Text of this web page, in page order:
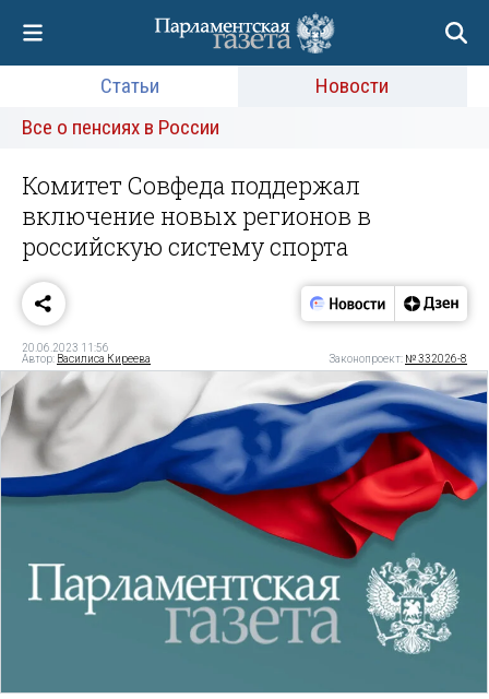
Статьи
Новости
Все о пенсиях в России
Комитет Совфеда поддержал
включение новых регионов в
российскую систему спорта
20.06.2023 11:56
Автор: Василиса Киреева Законопроект: № 332026-8